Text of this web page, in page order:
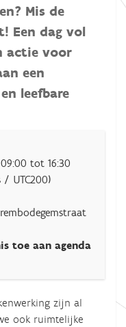
Mis de
Een dag vol
actie voor
een
leefbare
09:00 tot 16:30
/ UTC200)
toe aan agenda
zijn al
ook ruimtelijke